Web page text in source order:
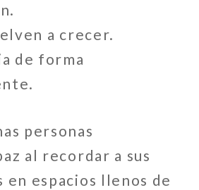
a crecer.
de forma
personas
al recordar a sus
en espacios llenos de